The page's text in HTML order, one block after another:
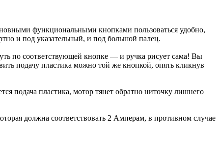
функциональными кнопками пользоваться удобно,
и под указательный, и под большой палец.
по соответствующей кнопке — и ручка рисует сама! Вы
подачу пластика можно той же кнопкой, опять кликнув
подача пластика, мотор тянет обратно ниточку лишнего
должна соответствовать 2 Амперам, в противном случае